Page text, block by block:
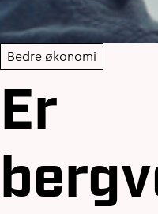
Bedre økonomi
Er